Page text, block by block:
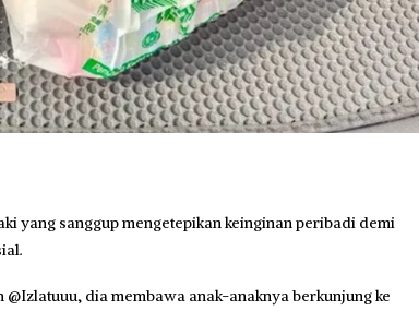
yang sanggup mengetepikan keinginan peribadi demi
dia membawa anak-anaknya berkunjung ke